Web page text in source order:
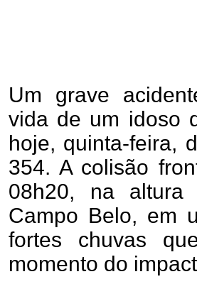
Um grave
vida de um idoso
hoje, quinta-feira,
354. A colisão
08h20, na
Campo Belo, em
fortes chuvas
momento do